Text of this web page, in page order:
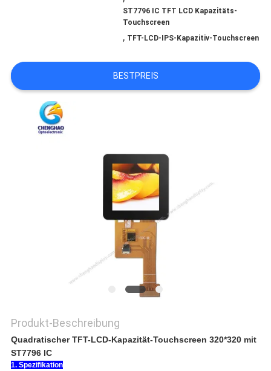
ST7796 IC TFT LCD Kapazitäts-
Touchscreen
, TFT-LCD-IPS-Kapazitiv-Touchscreen
BESTPREIS
Produkt-Beschreibung
Quadratischer TFT-LCD-Kapazität-Touchscreen 320*320 mit
ST7796 IC
1. Spezifikation